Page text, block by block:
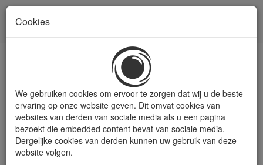
Cookies
We gebruiken cookies om ervoor te zorgen dat wij u de beste
ervaring op onze website geven. Dit omvat cookies van
websites van derden van sociale media als u een pagina
bezoekt die embedded content bevat van sociale media.
Dergelijke cookies van derden kunnen uw gebruik van deze
website volgen.